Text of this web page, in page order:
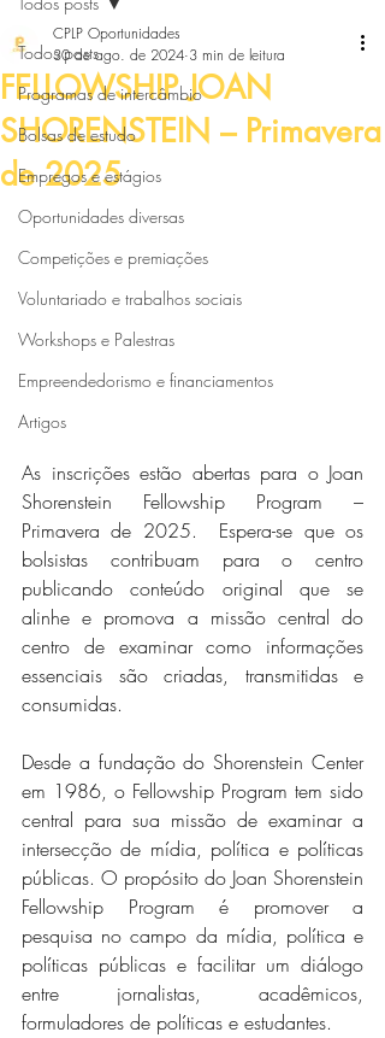
Todos posts
Programas de intercâmbio
Bolsas de estudo
Empregos e estágios
Oportunidades diversas
Competições e premiações
Voluntariado e trabalhos sociais
Workshops e Palestras
Empreendedorismo e financiamentos
Artigos
FELLOWSHIP JOAN
SHORENSTEIN – Primavera
de 2025
CPLP Oportunidades
30 de ago. de 2024 3 min de leitura
As inscrições estão abertas para o Joan
Shorenstein Fellowship Program –
Primavera de 2025.  Espera-se que os
bolsistas contribuam para o centro
publicando conteúdo original que se
alinhe e promova a missão central do
centro de examinar como informações
essenciais são criadas, transmitidas e
consumidas.
Desde a fundação do Shorenstein Center
em 1986, o Fellowship Program tem sido
central para sua missão de examinar a
intersecção de mídia, política e políticas
públicas. O propósito do Joan Shorenstein
Fellowship Program é promover a
pesquisa no campo da mídia, política e
políticas públicas e facilitar um diálogo
entre jornalistas, acadêmicos,
formuladores de políticas e estudantes.